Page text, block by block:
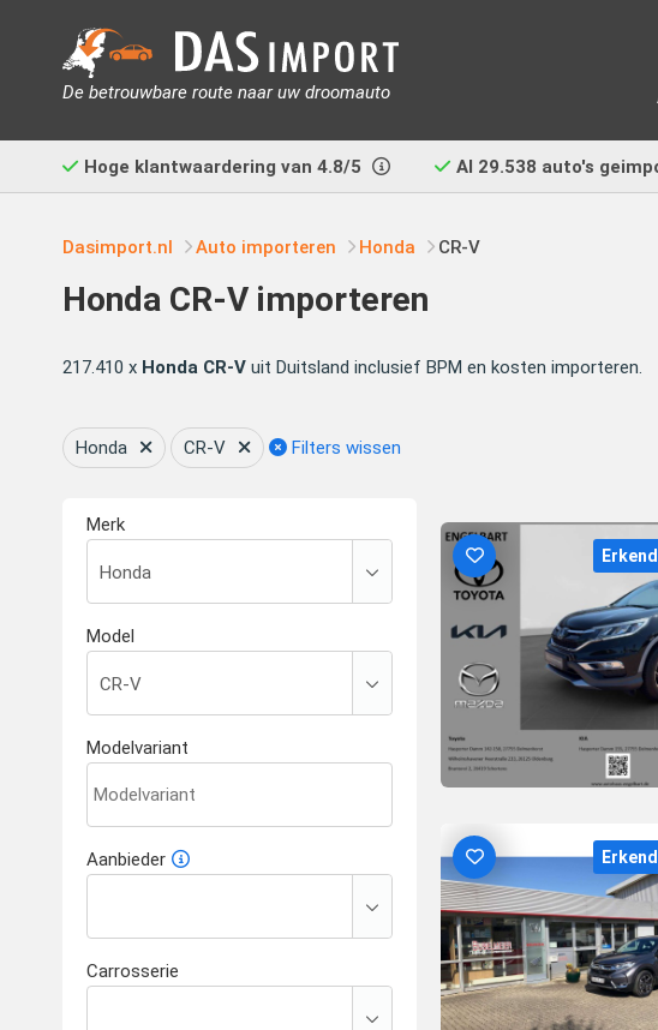
De betrouwbare route naar uw droomauto
Hoge klantwaardering van 4.8/5 Al 29.538 auto's
Dasimport.nl Auto importeren Honda CR-V
Honda CR-V importeren
217.410 x Honda CR-V uit Duitsland inclusief BPM en kosten importeren.
Honda CR-V Filters wissen
Merk
Model
Modelvariant
Aanbieder
Carrosserie